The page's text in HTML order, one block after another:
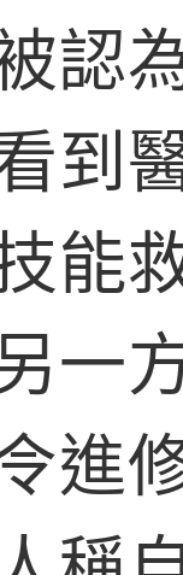
認
到
能
一
進